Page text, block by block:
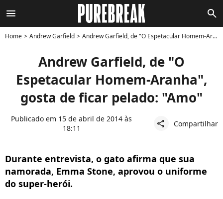
menu search
Home Andrew Garfield Andrew Garfield, de "O Espetacular Homem-Aranha", gosta de ficar pelado: "Amo"
Andrew Garfield, de "O
Espetacular Homem-Aranha",
gosta de ficar pelado: "Amo"
Publicado em 15 de abril de 2014 às
18:11
share Compartilhar
Durante entrevista, o gato afirma que sua
namorada, Emma Stone, aprovou o uniforme
do super-herói.